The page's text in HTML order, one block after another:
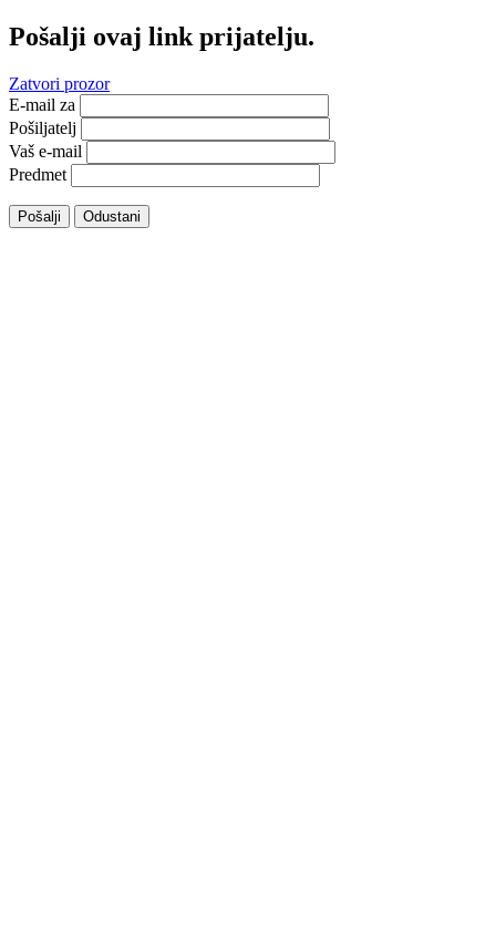
Pošalji ovaj link prijatelju.
Zatvori prozor
E-mail za
Pošiljatelj
Vaš e-mail
Predmet
Pošalji Odustani